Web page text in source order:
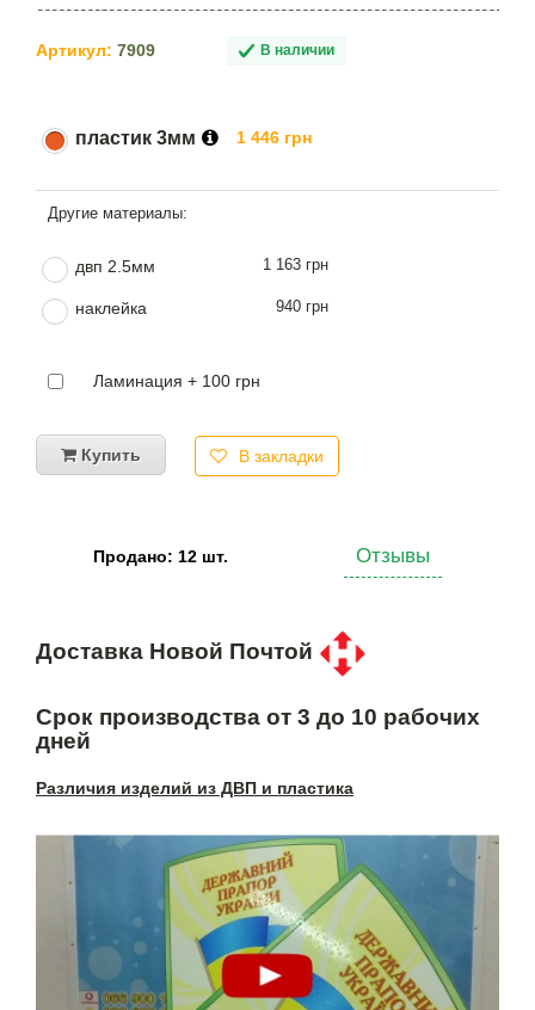
Артикул: 7909 В наличии
пластик 3мм 1 446 грн
двп 2.5мм 1 163 грн
наклейка 940 грн
Ламинация + 100 грн
Купить В закладки
Продано: 12 шт. Отзывы
Доставка Новой Почтой
Срок производства от 3 до 10 рабочих
дней
Различия изделий из ДВП и пластика